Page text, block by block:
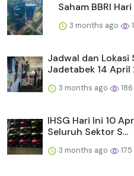
Saham BBRI
3 months ago
Jadwal dan Lokasi
Jadetabek 14 April
3 months ago 186
IHSG Hari Ini 10
Seluruh Sektor S...
3 months ago 175